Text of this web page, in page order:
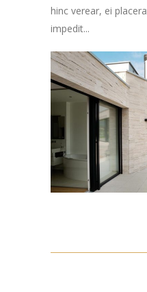
hinc verear, ei
impedit...